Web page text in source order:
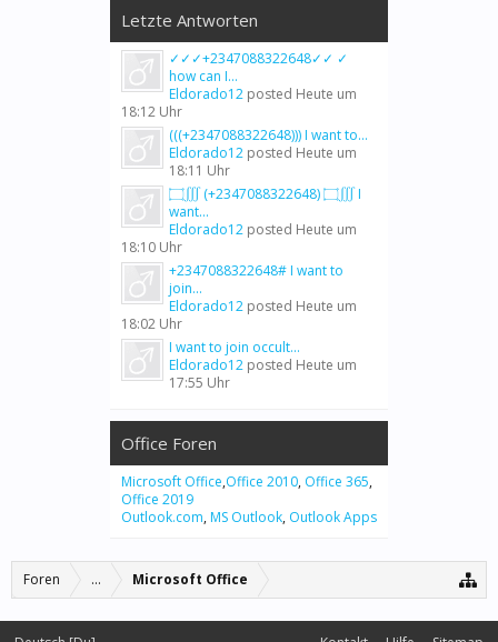
Letzte Antworten
✓✓✓+2347088322648✓✓ ✓
how can I...
Eldorado12 posted Heute um
18:12 Uhr
(((+2347088322648))) I want to...
Eldorado12 posted Heute um
18:11 Uhr
۝∭ (+2347088322648) ۝∭ I
want...
Eldorado12 posted Heute um
18:10 Uhr
+2347088322648# I want to
join...
Eldorado12 posted Heute um
18:02 Uhr
I want to join occult...
Eldorado12 posted Heute um
17:55 Uhr
Office Foren
Microsoft Office,Office 2010, Office 365,
Office 2019
Outlook.com, MS Outlook, Outlook Apps
Foren ... Microsoft Office